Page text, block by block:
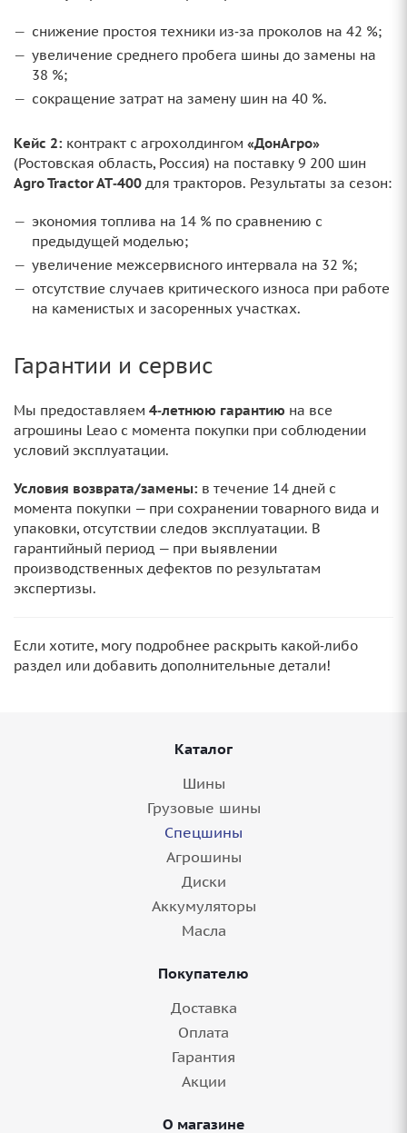
снижение простоя техники из‑за проколов на 42 %;
увеличение среднего пробега шины до замены на
38 %;
сокращение затрат на замену шин на 40 %.
Кейс 2: контракт с агрохолдингом «ДонАгро»
(Ростовская область, Россия) на поставку 9 200 шин
Agro Tractor AT‑400 для тракторов. Результаты за сезон:
экономия топлива на 14 % по сравнению с
предыдущей моделью;
увеличение межсервисного интервала на 32 %;
отсутствие случаев критического износа при работе
на каменистых и засоренных участках.
Гарантии и сервис
Мы предоставляем 4‑летнюю гарантию на все
агрошины Leao с момента покупки при соблюдении
условий эксплуатации.
Условия возврата/замены: в течение 14 дней с
момента покупки — при сохранении товарного вида и
упаковки, отсутствии следов эксплуатации. В
гарантийный период — при выявлении
производственных дефектов по результатам
экспертизы.
Если хотите, могу подробнее раскрыть какой‑либо
раздел или добавить дополнительные детали!
Каталог
Шины
Грузовые шины
Спецшины
Агрошины
Диски
Аккумуляторы
Масла
Покупателю
Доставка
Оплата
Гарантия
Акции
О магазине